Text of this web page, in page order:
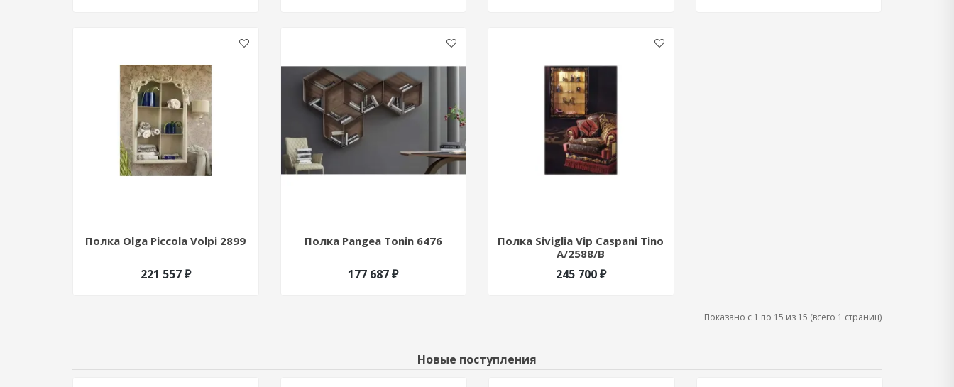
Полка Olga Piccola Volpi 2899
221 557 ₽
Полка Pangea Tonin 6476
177 687 ₽
Полка Siviglia Vip Caspani Tino
A/2588/B
245 700 ₽
Показано с 1 по 15 из 15 (всего 1 страниц)
Новые поступления